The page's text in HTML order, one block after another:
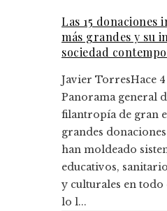
Las 15 donaciones
más grandes y su
sociedad
Javier TorresHace
Panorama general
filantropía de gran
grandes
han moldeado
educativos,
y culturales en todo
lo l...